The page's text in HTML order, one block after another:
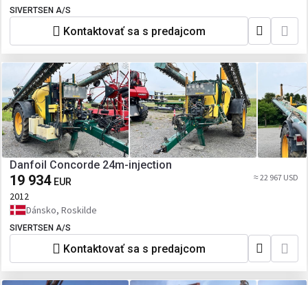
SIVERTSEN A/S
Kontaktovať sa s predajcom
Danfoil Concorde 24m-injection
19 934 EUR ≈ 22 967 USD
2012
Dánsko, Roskilde
SIVERTSEN A/S
Kontaktovať sa s predajcom